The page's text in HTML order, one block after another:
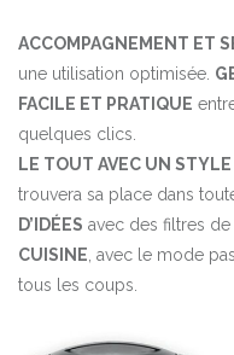
ACCOMPAGNEMENT ET
une utilisation optimisée.
FACILE ET PRATIQUE
quelques clics.
LE TOUT AVEC UN
trouvera sa place dans
D’IDÉES avec des filtres
CUISINE, avec le mode
tous les coups.